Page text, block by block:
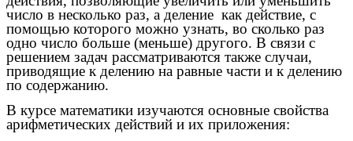
число в несколько раз, а деление как действие, с
помощью которого можно узнать, во сколько раз
одно число больше (меньше) другого. В связи с
решением задач рассматриваются также случаи,
приводящие к делению на равные части и к делению
по содержанию.
В курсе математики изучаются основные свойства
арифметических действий и их приложения: